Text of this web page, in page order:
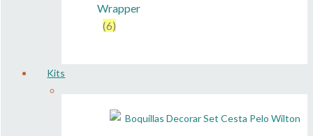
Wrapper
(6)
Kits